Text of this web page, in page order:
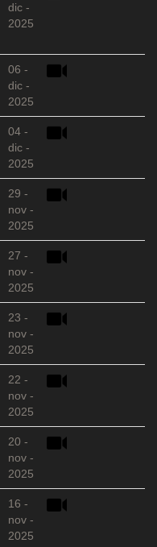
dic -
2025
06 -
dic -
2025
04 -
dic -
2025
29 -
nov -
2025
27 -
nov -
2025
23 -
nov -
2025
22 -
nov -
2025
20 -
nov -
2025
16 -
nov -
2025